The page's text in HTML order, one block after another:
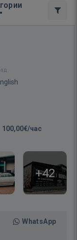
100,00€/час
+42
WhatsApp